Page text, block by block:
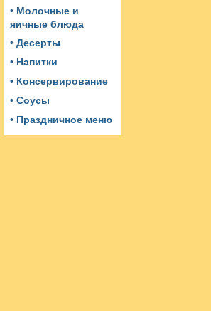
• Молочные и
яичные блюда
• Десерты
• Напитки
• Консервирование
• Соусы
• Праздничное меню